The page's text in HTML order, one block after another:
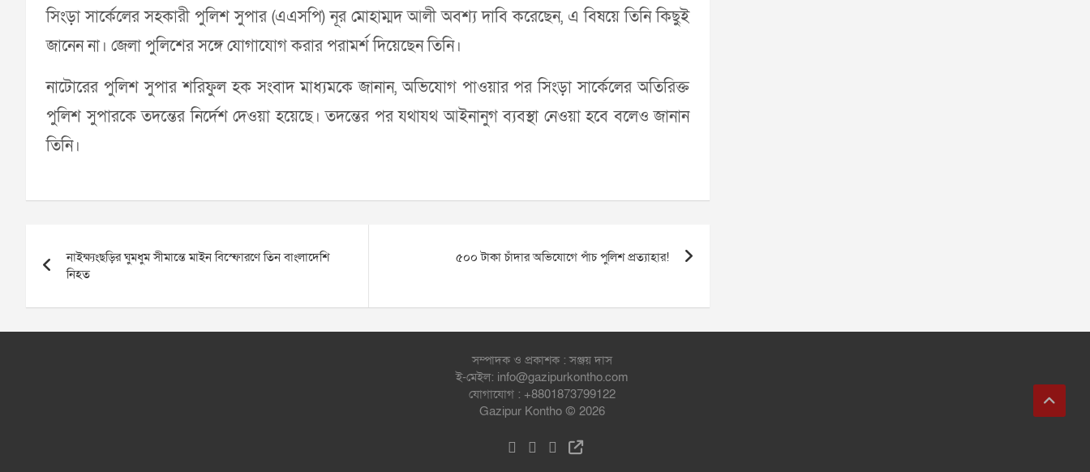
সিংড়া সার্কেলের সহকারী পুলিশ সুপার (এএসপি) নূর মোহাম্মদ আলী অবশ্য দাবি করেছেন, এ বিষয়ে তিনি কিছুই
জানেন না। জেলা পুলিশের সঙ্গে যোগাযোগ করার পরামর্শ দিয়েছেন তিনি।
নাটোরের পুলিশ সুপার শরিফুল হক সংবাদ মাধ্যমকে জানান, অভিযোগ পাওয়ার পর সিংড়া সার্কেলের অতিরিক্ত
পুলিশ সুপারকে তদন্তের নির্দেশ দেওয়া হয়েছে। তদন্তের পর যথাযথ আইনানুগ ব্যবস্থা নেওয়া হবে বলেও জানান
তিনি।
navigation
নাইক্ষ্যংছড়ির ঘুমধুম সীমান্তে মাইন বিস্ফোরণে তিন বাংলাদেশি
নিহত
৫০০ টাকা চাঁদার অভিযোগে পাঁচ পুলিশ প্রত্যাহার!
সম্পাদক ও প্রকাশক : সঞ্জয় দাস
ই-মেইল: info@gazipurkontho.com
যোগাযোগ : +8801873799122
Gazipur Kontho © 2026